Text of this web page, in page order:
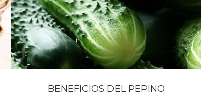
BENEFICIOS DEL PEPINO